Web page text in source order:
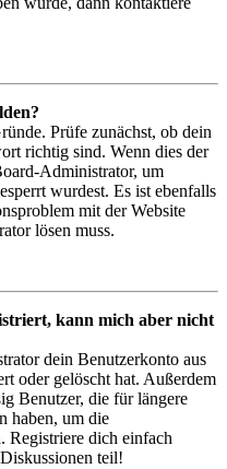
Prüfe zunächst, ob dein
richtig sind. Wenn dies der
Administrator, um
wurdest. Es ist ebenfalls
mit der Website
lösen muss.
kann mich aber nicht
dein Benutzerkonto aus
oder gelöscht hat. Außerdem
Benutzer, die für längere
haben, um die
Registriere dich einfach
teil!